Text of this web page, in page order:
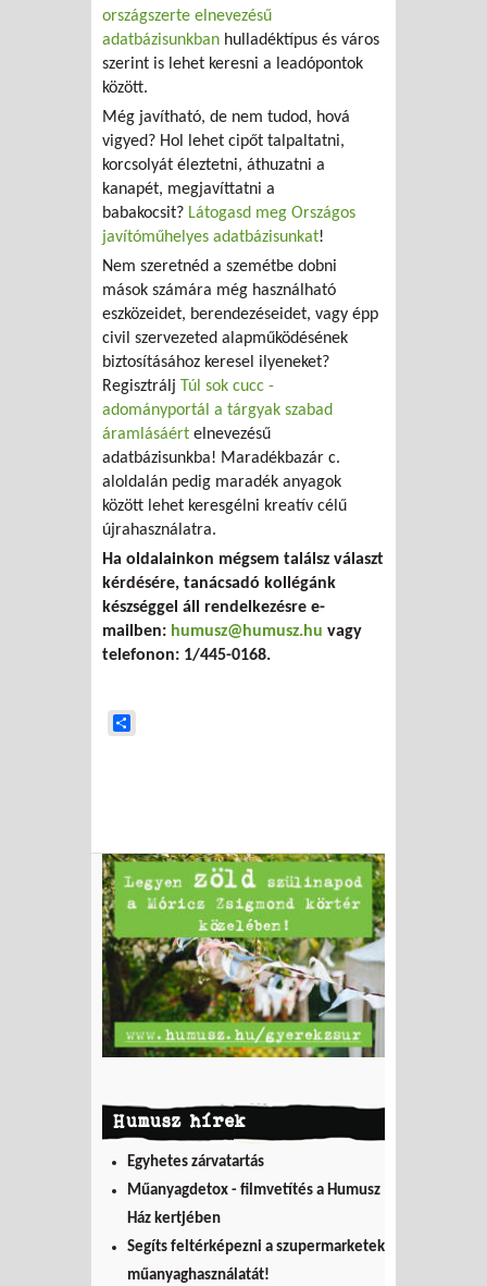
országszerte elnevezésű
adatbázisunkban hulladéktípus és város
szerint is lehet keresni a leadópontok
között.
Még javítható, de nem tudod, hová
vigyed? Hol lehet cipőt talpaltatni,
korcsolyát éleztetni, áthuzatni a
kanapét, megjavíttatni a
babakocsit? Látogasd meg Országos
javítóműhelyes adatbázisunkat!
Nem szeretnéd a szemétbe dobni
mások számára még használható
eszközeidet, berendezéseidet, vagy épp
civil szervezeted alapműködésének
biztosításához keresel ilyeneket?
Regisztrálj Túl sok cucc -
adományportál a tárgyak szabad
áramlásáért elnevezésű
adatbázisunkba! Maradékbazár c.
aloldalán pedig maradék anyagok
között lehet keresgélni kreatív célű
újrahasználatra.
Ha oldalainkon mégsem találsz választ
kérdésére, tanácsadó kollégánk
készséggel áll rendelkezésre e-
mailben: humusz@humusz.hu vagy
telefonon: 1/445-0168.
Humusz hírek
Egyhetes zárvatartás
Műanyagdetox - filmvetítés a Humusz
Ház kertjében
Segíts feltérképezni a szupermarketek
műanyaghasználatát!